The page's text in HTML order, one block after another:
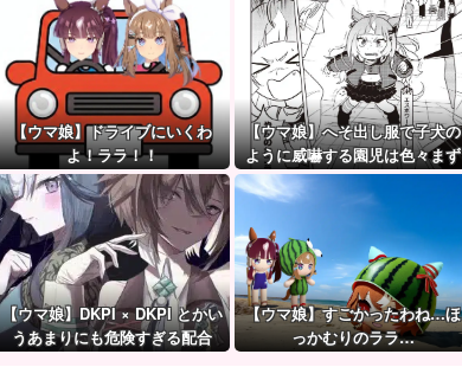
【ウマ娘】ドライブにいくわ
よ！ララ！！
【ウマ娘】へそ出し服で子犬の
ように威嚇する園児は色々まず
い（ピスゴル）
【ウマ娘】DKPI × DKPI とかい
うあまりにも危険すぎる配合
【ウマ娘】すごかったわね…ほ
っかむりのララ…